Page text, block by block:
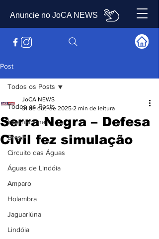
Anuncie no JoCA NEWS
Post
Todos os Posts
Internacional
Brasil
Circuito das Águas
Águas de Lindóia
Amparo
Holambra
Jaguariúna
Lindóia
Todos os Posts
Serra Negra – Defesa
Civil fez simulação
JoCA NEWS
31 de out. de 2025 2 min de leitura